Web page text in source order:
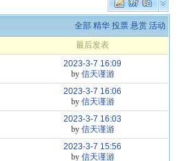
全部 精华 投票 悬赏 活动
最后发表
2023-3-7 16:09
by 信天谨游
2023-3-7 16:06
by 信天谨游
2023-3-7 16:03
by 信天谨游
2023-3-7 15:56
by 信天谨游